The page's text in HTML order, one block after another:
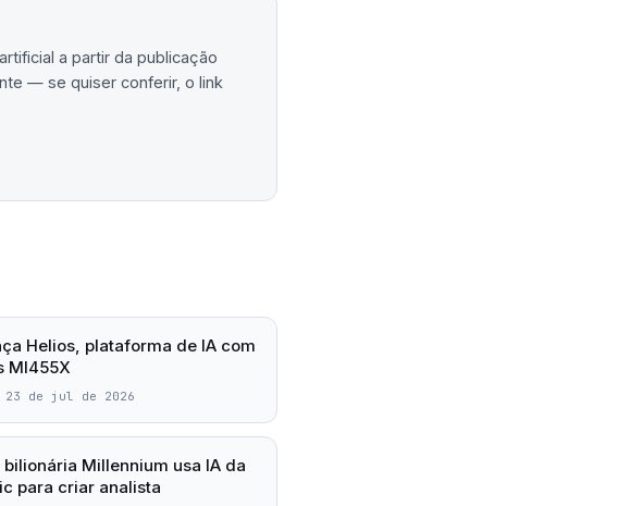
a partir da publicação
— se quiser conferir, o link
Helios, plataforma de IA com
MI455X
23 de jul de 2026
bilionária Millennium usa IA da
para criar analista